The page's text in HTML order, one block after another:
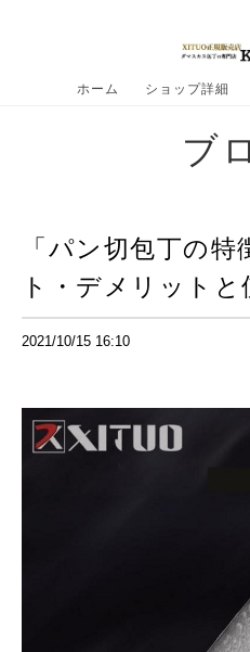
ホーム ショップ詳細
ブ
「パン切包丁の
ト・デメリットと
2021/10/15 16:10